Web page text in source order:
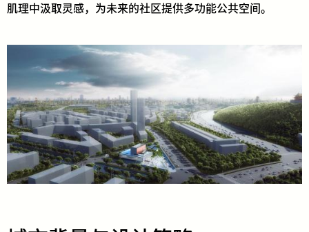
肌理中汲取灵感，为未来的社区提供多功能公共空间。